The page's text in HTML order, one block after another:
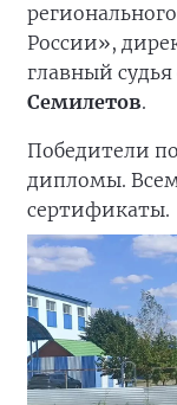
России»,
главный
Семилетов.
Победители
дипломы.
сертификаты.